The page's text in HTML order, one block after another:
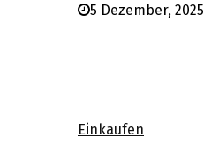
5 Dezember, 2025
Einkaufen